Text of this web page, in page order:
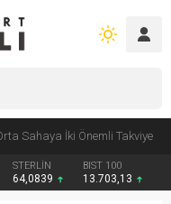
Mesleği Tanıtıldı
STERLİN
64,0839
BIST 100
13.703,13